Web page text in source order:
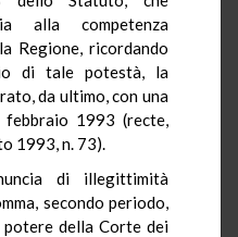
alla competenza
Regione, ricordando
di tale potestà, la
da ultimo, con una
1993 (recte,
1993, n. 73).
di illegittimità
secondo periodo,
della Corte dei